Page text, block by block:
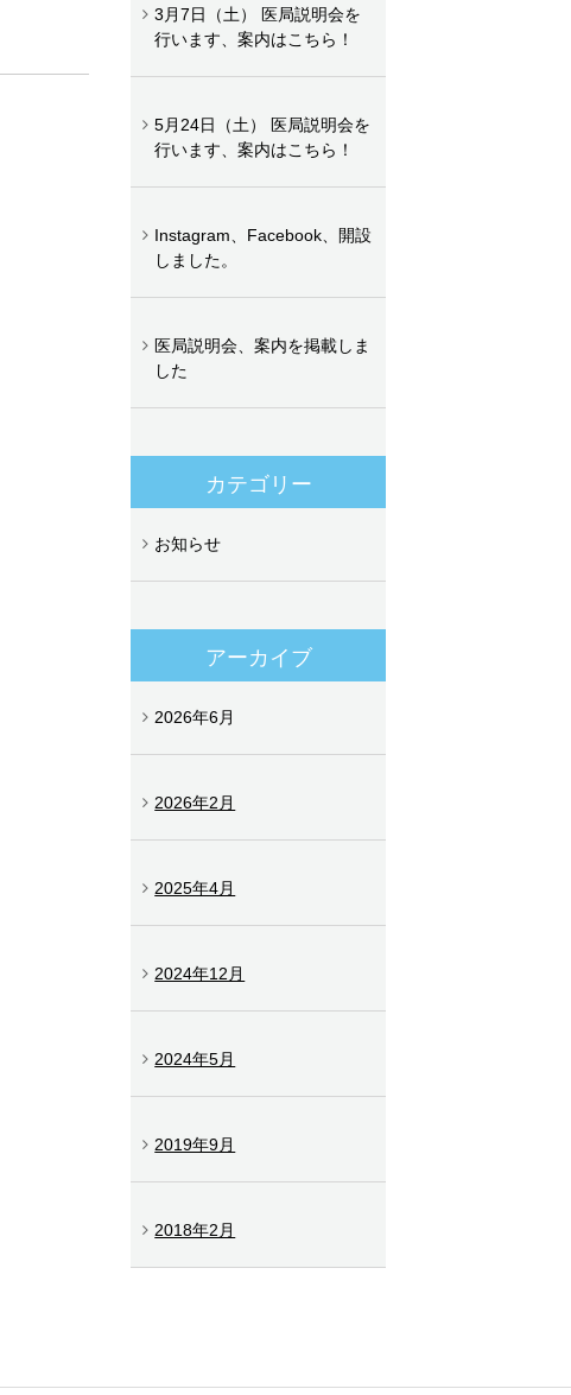
3月7日（土） 医局説明会を
行います、案内はこちら！
5月24日（土） 医局説明会を
行います、案内はこちら！
Instagram、Facebook、開設
しました。
医局説明会、案内を掲載しま
した
カテゴリー
お知らせ
アーカイブ
2026年6月
2026年2月
2025年4月
2024年12月
2024年5月
2019年9月
2018年2月